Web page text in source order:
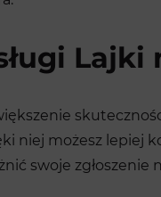
niej możesz
swoje zgłoszenie